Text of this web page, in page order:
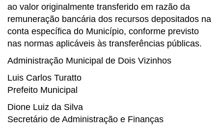
ao valor originalmente transferido em razão da
remuneração bancária dos recursos depositados na
conta específica do Município, conforme previsto
nas normas aplicáveis às transferências públicas.
Administração Municipal de Dois Vizinhos
Luis Carlos Turatto
Prefeito Municipal
Dione Luiz da Silva
Secretário de Administração e Finanças